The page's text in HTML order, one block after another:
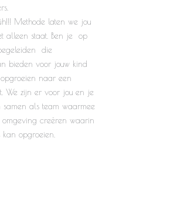
Methode laten we jou
alleen staat. Ben je op
die
bieden voor jouw kind
naar een
We zijn er voor jou en je
samen als team waarmee
omgeving creëren waarin
kan opgroeien.